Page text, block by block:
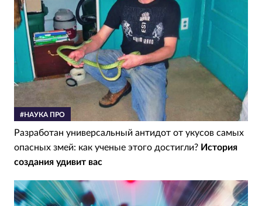
#НАУКА ПРО
Разработан универсальный антидот от укусов самых
опасных змей: как ученые этого достигли? История
создания удивит вас